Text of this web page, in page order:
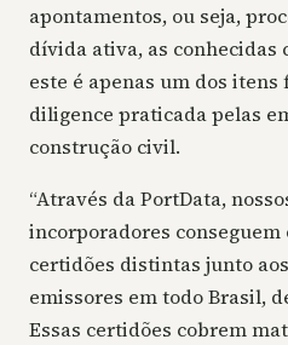
apontamentos, ou seja,
dívida ativa, as conhecidas
este é apenas um dos
diligence praticada pelas
construção civil.
“Através da PortData,
incorporadores
certidões distintas junto
emissores em todo Brasil,
Essas certidões cobrem